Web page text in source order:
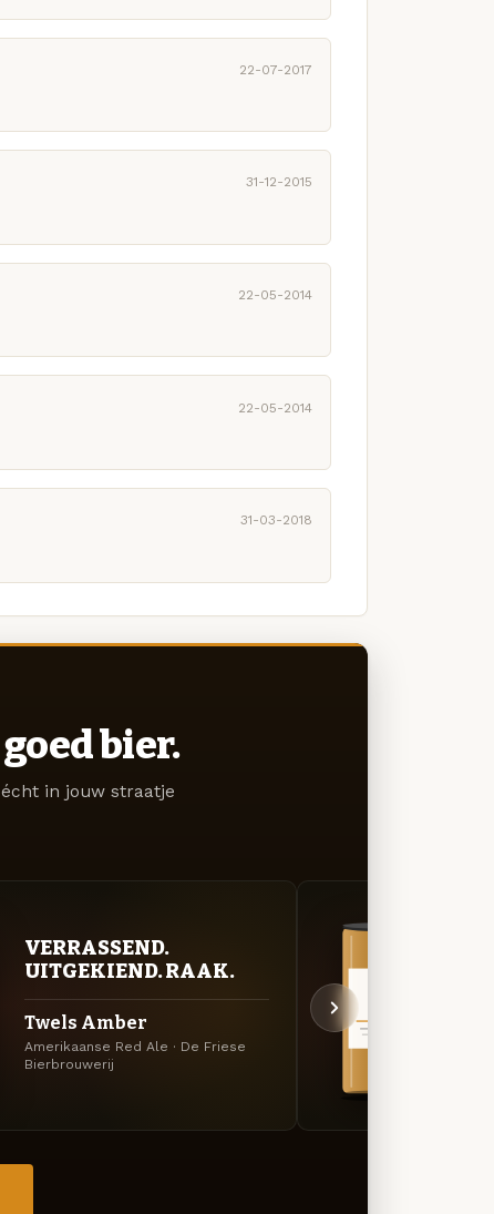
22-07-2017
31-12-2015
22-05-2014
22-05-2014
31-03-2018
bier.
in jouw straatje
VERRASSEND.
UITGEKIEND. RAAK.
Twels Amber
Amerikaanse Red Ale · De Friese
Bierbrouwerij